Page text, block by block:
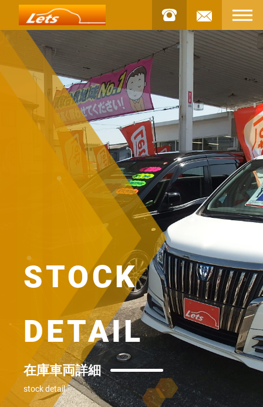
STOCK
DETAIL
在庫車両詳細
stock detail
お問合せ
STOCK
車両
INSTAGRAM
インスタグラム